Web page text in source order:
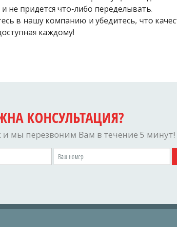
не придется что-либо переделывать.
в нашу компанию и убедитесь, что
каждому!
КОНСУЛЬТАЦИЯ?
и мы перезвоним Вам в течение 5 минут!